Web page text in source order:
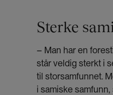
Sterke
– Man har en
står veldig sterkt i
til storsamfunnet.
i samiske